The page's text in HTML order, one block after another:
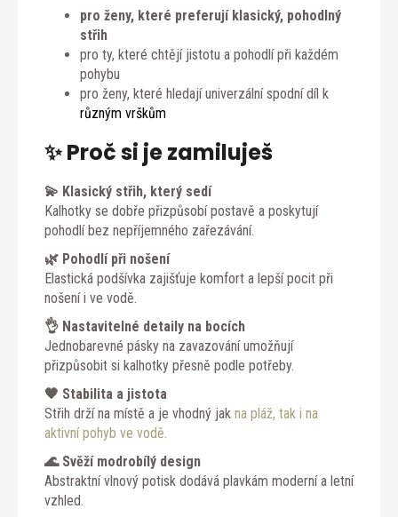
pro ženy, které preferují klasický, pohodlný
střih
pro ty, které chtějí jistotu a pohodlí při každém
pohybu
pro ženy, které hledají univerzální spodní díl k
různým vrškům
✨ Proč si je zamiluješ
💫 Klasický střih, který sedí
Kalhotky se dobře přizpůsobí postavě a poskytují
pohodlí bez nepříjemného zařezávání.
🌿 Pohodlí při nošení
Elastická podšívka zajišťuje komfort a lepší pocit při
nošení i ve vodě.
👌 Nastavitelné detaily na bocích
Jednobarevné pásky na zavazování umožňují
přizpůsobit si kalhotky přesně podle potřeby.
🖤 Stabilita a jistota
Střih drží na místě a je vhodný jak na pláž, tak i na
aktivní pohyb ve vodě.
🌊 Svěží modrobílý design
Abstraktní vlnový potisk dodává plavkám moderní a letní
vzhled.